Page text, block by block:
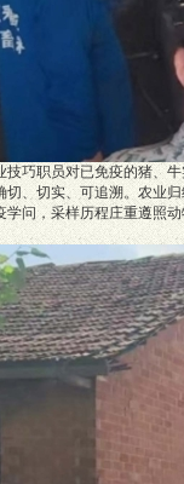
职员对已免疫的猪、牛
切、切实、可追溯。农业
问，采样历程庄重遵照动